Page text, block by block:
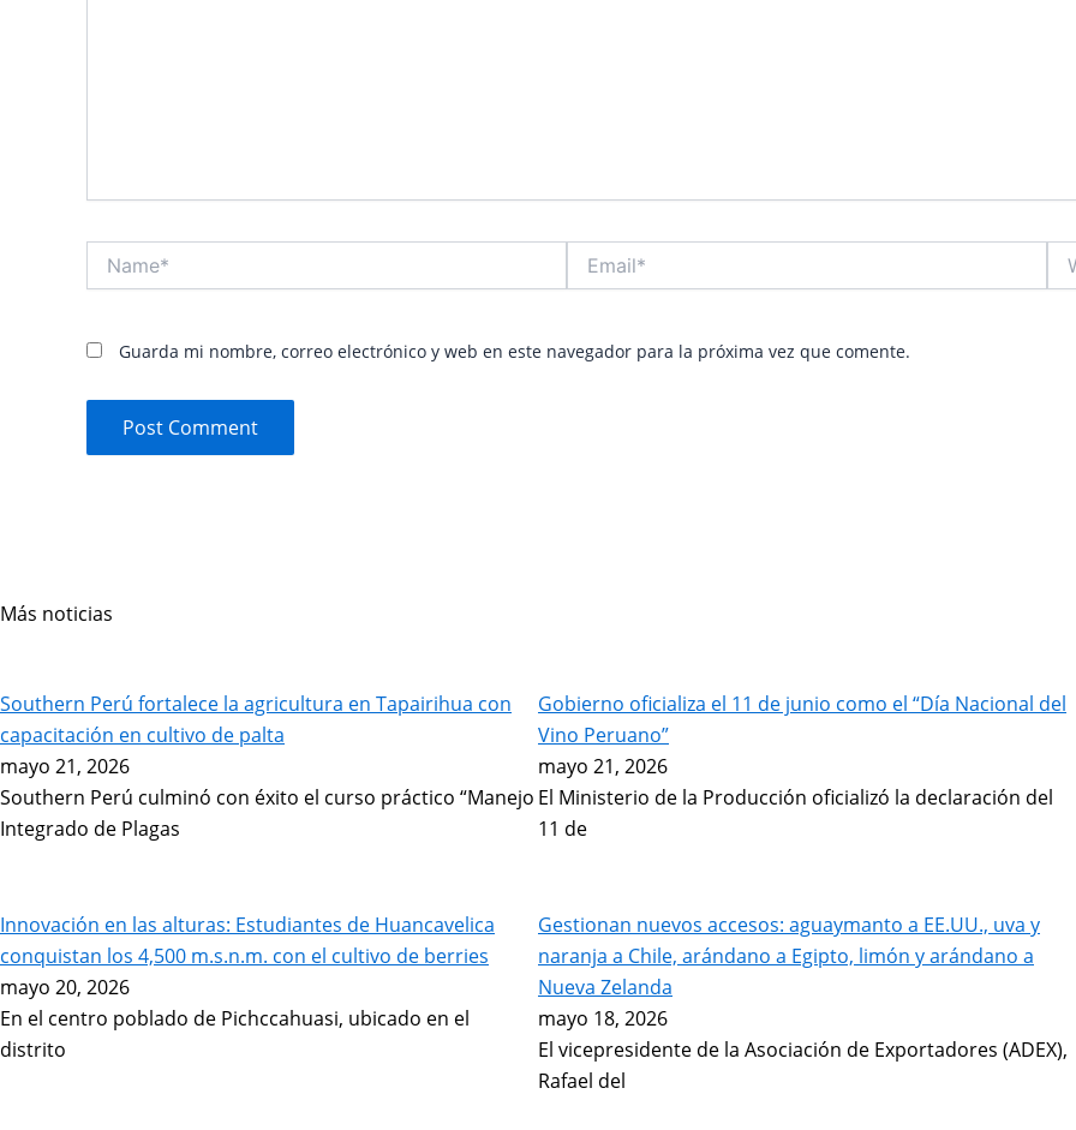
Guarda mi nombre, correo electrónico y web en este navegador para la próxima vez que comente.
Más noticias
Southern Perú fortalece la agricultura en Tapairihua con
capacitación en cultivo de palta
mayo 21, 2026
Southern Perú culminó con éxito el curso práctico “Manejo
Integrado de Plagas
Gobierno oficializa el 11 de junio como el “Día Nacional del
Vino Peruano”
mayo 21, 2026
El Ministerio de la Producción oficializó la declaración del
11 de
Innovación en las alturas: Estudiantes de Huancavelica
conquistan los 4,500 m.s.n.m. con el cultivo de berries
mayo 20, 2026
En el centro poblado de Pichccahuasi, ubicado en el
distrito
Gestionan nuevos accesos: aguaymanto a EE.UU., uva y
naranja a Chile, arándano a Egipto, limón y arándano a
Nueva Zelanda
mayo 18, 2026
El vicepresidente de la Asociación de Exportadores (ADEX),
Rafael del